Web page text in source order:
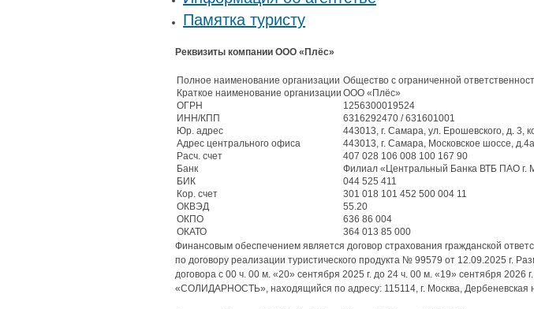
Памятка туристу
Реквизиты компании ООО «Плёс»
Полное наименование организации Общество с ограниченной
Краткое наименование организации ООО «Плёс»
ОГРН
1256300019524
ИНН/КПП
6316292470 / 631601001
Юр. адрес
443013, г. Самара, ул. Ерошевского, д. 3,
Адрес центрального офиса
443013, г. Самара, Московское шоссе,
Расч. счет
407 028 106 008 100 167 90
Банк
Филиал «Центральный Банка ВТБ ПАО г.
БИК
044 525 411
Кор. счет
301 018 101 452 500 004 11
ОКВЭД
55.20
ОКПО
636 86 004
ОКАТО
364 013 85 000
Финансовым обеспечением является договор страхования гражданской
по договору реализации туристического продукта № 99579 от 12.09.2025 г.
договора с 00 ч. 00 м. «20» сентября 2025 г. до 24 ч. 00 м. «19» сентября
«СОЛИДАРНОСТЬ», находящийся по адресу: 115114, г. Москва, Дербеневская